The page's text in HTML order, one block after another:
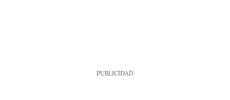
PUBLICIDAD